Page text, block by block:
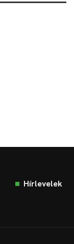
Hírlevelek